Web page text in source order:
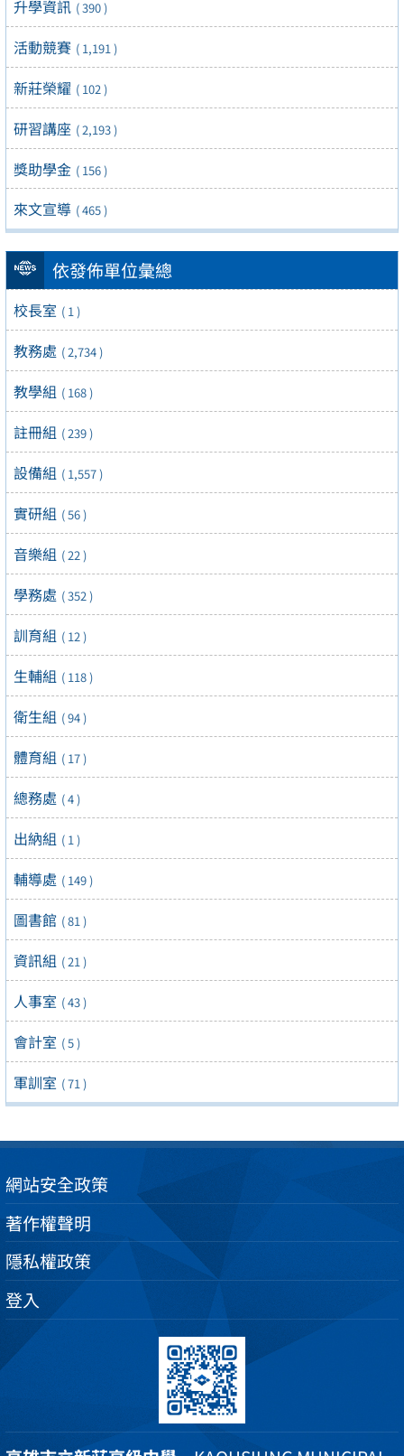
升學資訊 ( 390 )
活動競賽 ( 1,191 )
新莊榮耀 ( 102 )
研習講座 ( 2,193 )
獎助學金 ( 156 )
來文宣導 ( 465 )
依發佈單位彙總
校長室 ( 1 )
教務處 ( 2,734 )
教學組 ( 168 )
註冊組 ( 239 )
設備組 ( 1,557 )
實研組 ( 56 )
音樂組 ( 22 )
學務處 ( 352 )
訓育組 ( 12 )
生輔組 ( 118 )
衛生組 ( 94 )
體育組 ( 17 )
總務處 ( 4 )
出納組 ( 1 )
輔導處 ( 149 )
圖書館 ( 81 )
資訊組 ( 21 )
人事室 ( 43 )
會計室 ( 5 )
軍訓室 ( 71 )
網站安全政策
著作權聲明
隱私權政策
登入